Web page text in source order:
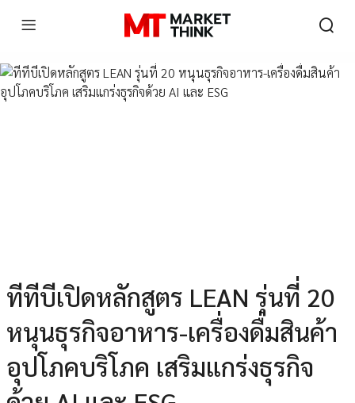
ทีทีบีเปิดหลักสูตร LEAN รุ่นที่ 20
หนุนธุรกิจอาหาร-เครื่องดื่มสินค้า
อุปโภคบริโภค เสริมแกร่งธุรกิจ